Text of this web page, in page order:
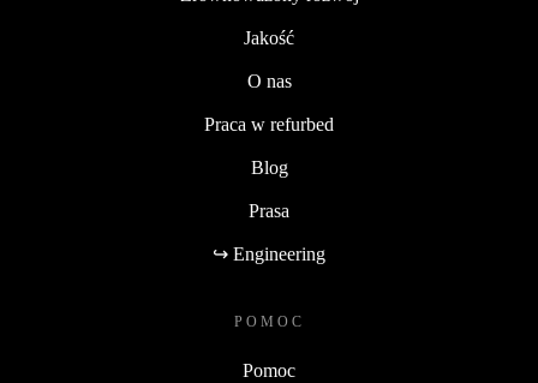
Jakość
O nas
Praca w refurbed
Blog
Prasa
↪ Engineering
POMOC
Pomoc